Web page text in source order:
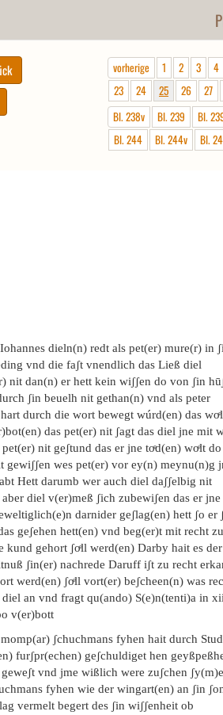
vorherige 1 2 3 4
23
24 25 26 27
Bl. 238v
Bl. 239 Bl.
Bl. 244
Bl. 244v Bl.
dieln(n) redt als pet(er) mure(r) in
vnd die faʃt vnendlich das Ließ diel
nit dan(n) er hett kein wiʃʃen do von ʃin
ʃin beuelh nit gethan(n) vnd als peter
durch die wort bewegt wúrd(en) das
das pet(er) nit ʃagt das diel jne mit
nit geʃtund das er jne toͤd(en) woͤlt do
gewiʃʃen wes pet(er) vor ey(n) meynu(n)g
Hett darumb wer auch diel daʃʃelbig nit
diel v(er)meß ʃich zubewiʃen das er jne
darnider geʃlag(en) hett ʃo er
geʃehen hett(en) vnd beg(er)t mit recht
kund gehort ʃoͤll werd(en) Darby hait es
ʃin(er) nachrede Daruff iʃt zu recht
werd(en) ʃoͤll vort(er) beʃcheen(n) was
diel an vnd fragt qu(ando) S(e)n(tenti)a in
v(er)bott
ʃchuchmans fyhen hait durch
furʃpr(echen) geʃchuldiget hen
vnd jme wißlich were zuʃchen ʃy(m)e
fyhen wie der wingart(en) an ʃin
vermelt begert des ʃin wiʃʃenheit ob